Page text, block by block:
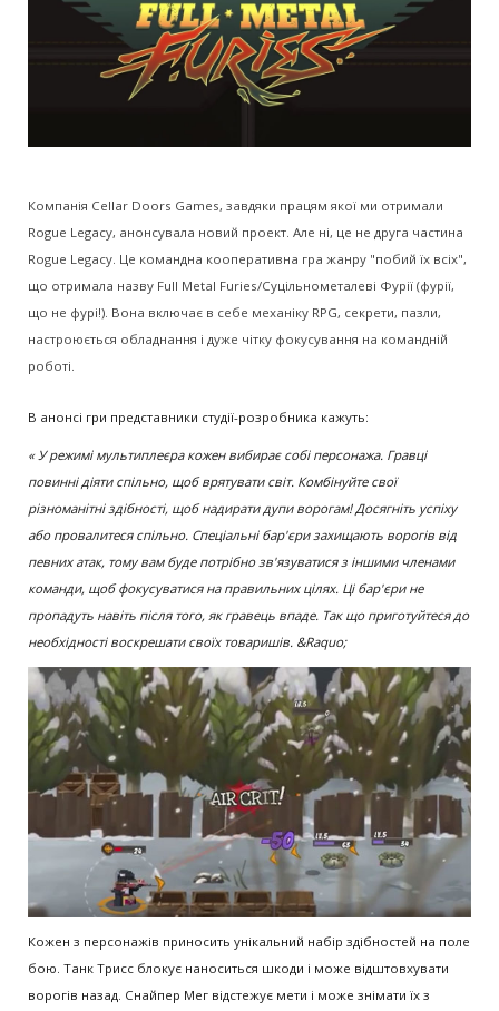
Компанія Cellar Doors Games, завдяки працям якої ми отримали
Rogue Legacy, анонсувала новий проект. Але ні, це не друга частина
Rogue Legacy. Це командна кооперативна гра жанру "побий їх всіх",
що отримала назву Full Metal Furies/Суцільнометалеві Фурії (фурії,
що не фурі!). Вона включає в себе механіку RPG, секрети, пазли,
настроюється обладнання і дуже чітку фокусування на командній
роботі.
В анонсі гри представники студії-розробника кажуть:
« У режимі мультиплеєра кожен вибирає собі персонажа. Гравці
повинні діяти спільно, щоб врятувати світ. Комбінуйте свої
різноманітні здібності, щоб надирати дупи ворогам! Досягніть успіху
або провалитеся спільно. Спеціальні бар'єри захищають ворогів від
певних атак, тому вам буде потрібно зв'язуватися з іншими членами
команди, щоб фокусуватися на правильних цілях. Ці бар'єри не
пропадуть навіть після того, як гравець впаде. Так що приготуйтеся до
необхідності воскрешати своїх товаришів. &Raquo;
Кожен з персонажів приносить унікальний набір здібностей на поле
бою. Танк Трисс блокує наноситься шкоди і може відштовхувати
ворогів назад. Снайпер Мег відстежує мети і може знімати їх з